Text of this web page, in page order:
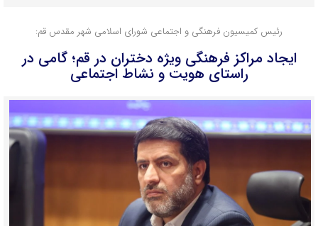
رئیس کمیسیون فرهنگی و اجتماعی شورای اسلامی شهر مقدس قم:
ایجاد مراکز فرهنگی ویژه دختران در قم؛ گامی در
راستای هویت و نشاط اجتماعی